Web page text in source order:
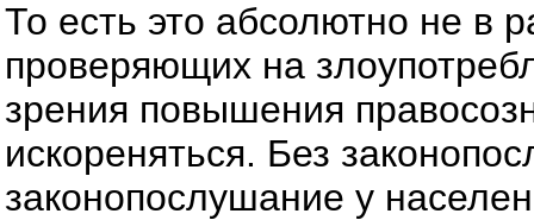
То есть это абсолютно не в
проверяющих на
зрения повышения
искореняться. Без
законопослушание у